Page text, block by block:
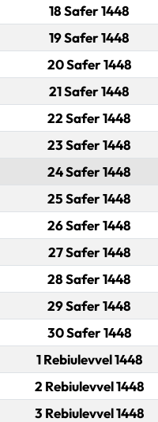
18 Safer 1448
19 Safer 1448
20 Safer 1448
21 Safer 1448
22 Safer 1448
23 Safer 1448
24 Safer 1448
25 Safer 1448
26 Safer 1448
27 Safer 1448
28 Safer 1448
29 Safer 1448
30 Safer 1448
1 Rebiulevvel 1448
2 Rebiulevvel 1448
3 Rebiulevvel 1448